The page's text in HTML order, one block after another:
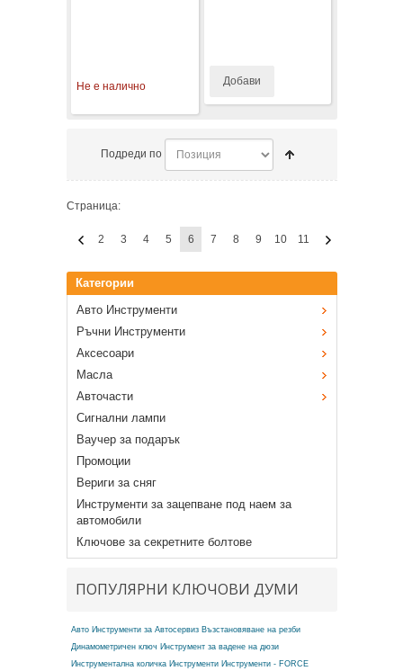
Не е налично Добави
Подреди по
Страница:
2 3 4 5 6 7 8 9 10 11
Категории
Авто Инструменти
Ръчни Инструменти
Аксесоари
Масла
Авточасти
Сигнални лампи
Ваучер за подарък
Промоции
Вериги за сняг
Инструменти за зацепване под наем за
автомобили
Ключове за секретните болтове
ПОПУЛЯРНИ КЛЮЧОВИ ДУМИ
Авто Инструменти за Автосервиз Възстановяване на резби
Динамометричен ключ Инструмент за вадене на дюзи
Инструментална количка Инструменти Инструменти - FORCE